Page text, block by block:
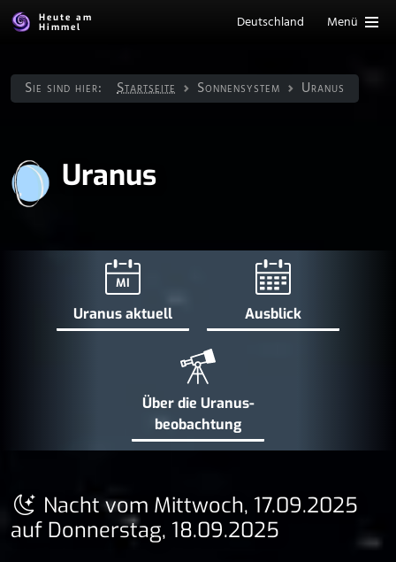
Heute am
Himmel
Deutschland Menü
Sie sind hier: Startseite Sonnen­system Uranus
Uranus
MI
Uranus aktuell Ausblick
Über die Uranus­
beobachtung
Nacht vom Mittwoch, 17.09.2025
auf Donnerstag, 18.09.2025